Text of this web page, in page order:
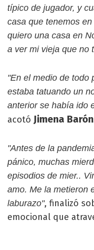
típico de jugador, y
casa que tenemos
quiero una casa en
a ver mi vieja que no
"En el medio de todo
estaba tatuando un
anterior se había ido
acotó Jimena Barón
"Antes de la
pánico, muchas
episodios de mier..
amo. Me la metieron
laburazo", finalizó
emocional que